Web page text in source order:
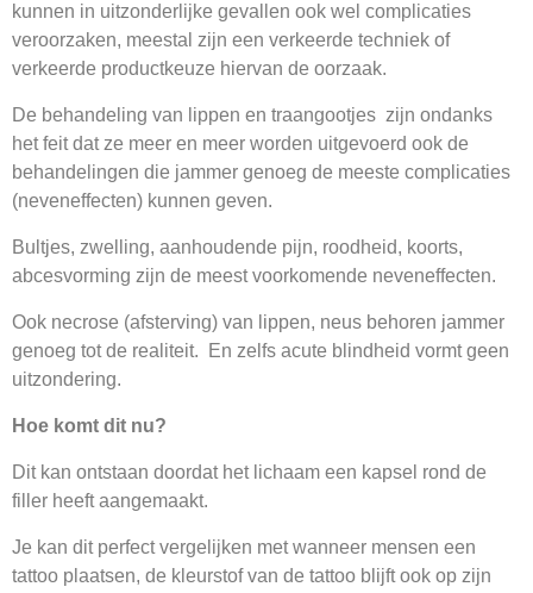
kunnen in uitzonderlijke gevallen ook wel complicaties
veroorzaken, meestal zijn een verkeerde techniek of
verkeerde productkeuze hiervan de oorzaak.
De behandeling van lippen en traangootjes zijn ondanks
het feit dat ze meer en meer worden uitgevoerd ook de
behandelingen die jammer genoeg de meeste complicaties
(neveneffecten) kunnen geven.
Bultjes, zwelling, aanhoudende pijn, roodheid, koorts,
abcesvorming zijn de meest voorkomende neveneffecten.
Ook necrose (afsterving) van lippen, neus behoren jammer
genoeg tot de realiteit. En zelfs acute blindheid vormt geen
uitzondering.
Hoe komt dit nu?
Dit kan ontstaan doordat het lichaam een kapsel rond de
filler heeft aangemaakt.
Je kan dit perfect vergelijken met wanneer mensen een
tattoo plaatsen, de kleurstof van de tattoo blijft ook op zijn